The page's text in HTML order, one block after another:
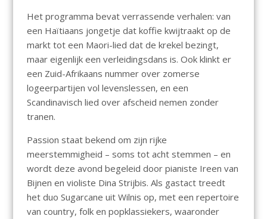
Het programma bevat verrassende verhalen: van
een Haïtiaans jongetje dat koffie kwijtraakt op de
markt tot een Maori-lied dat de krekel bezingt,
maar eigenlijk een verleidingsdans is. Ook klinkt er
een Zuid-Afrikaans nummer over zomerse
logeerpartijen vol levenslessen, en een
Scandinavisch lied over afscheid nemen zonder
tranen.
Passion staat bekend om zijn rijke
meerstemmigheid – soms tot acht stemmen – en
wordt deze avond begeleid door pianiste Ireen van
Bijnen en violiste Dina Strijbis. Als gastact treedt
het duo Sugarcane uit Wilnis op, met een repertoire
van country, folk en popklassiekers, waaronder